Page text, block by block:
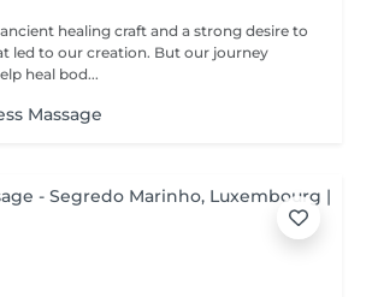
healing craft and a strong desire to
led to our creation. But our journey
heal bod...
Massage